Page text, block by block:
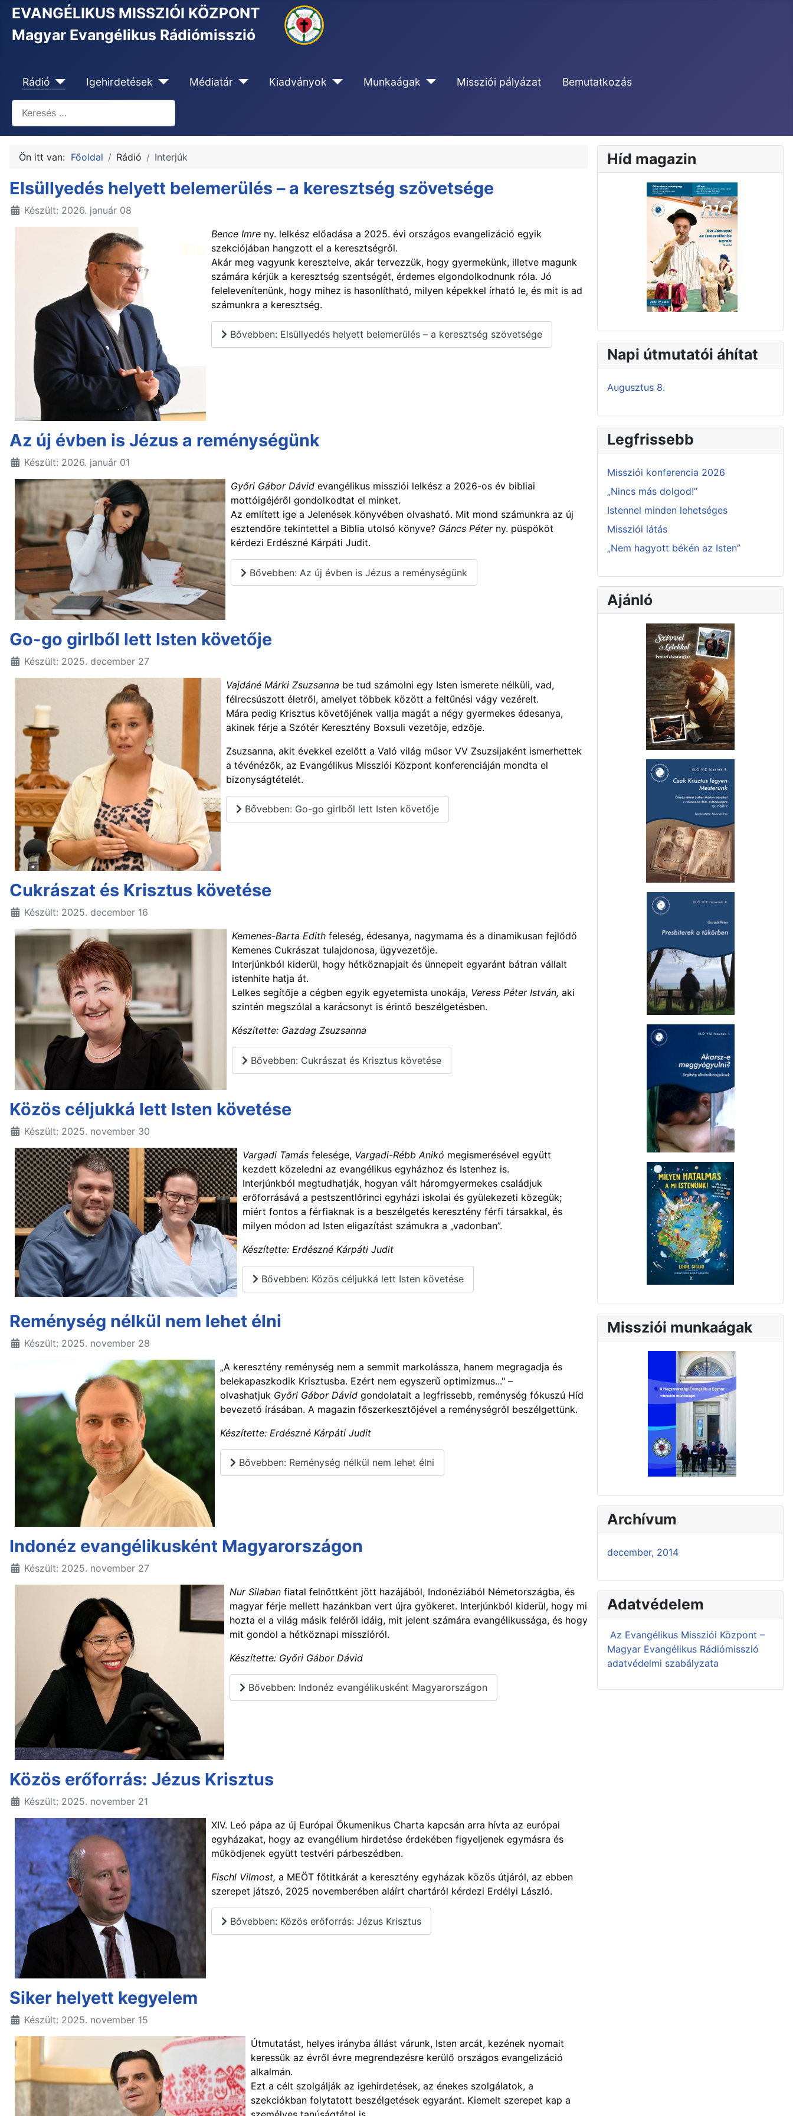
EVANGÉLIKUS MISSZIÓI KÖZPONT
Magyar Evangélikus Rádiómisszió
Rádió Igehirdetések Médiatár Kiadványok Munkaágak Missziói pályázat Bemutatkozás
Keresés
Ön itt van: Főoldal Rádió Interjúk
Elsüllyedés helyett belemerülés – a keresztség szövetsége
Készült: 2026. január 08
Bence Imre ny. lelkész előadása a 2025. évi országos evangelizáció egyik
szekciójában hangzott el a keresztségről.
Akár meg vagyunk keresztelve, akár tervezzük, hogy gyermekünk, illetve magunk
számára kérjük a keresztség szentségét, érdemes elgondolkodnunk róla. Jó
felelevenítenünk, hogy mihez is hasonlítható, milyen képekkel írható le, és mit is ad
számunkra a keresztség.
Bővebben: Elsüllyedés helyett belemerülés – a keresztség szövetsége
Az új évben is Jézus a reménységünk
Készült: 2026. január 01
Győri Gábor Dávid evangélikus missziói lelkész a 2026-os év bibliai
mottóigéjéről gondolkodtat el minket.
Az említett ige a Jelenések könyvében olvasható. Mit mond számunkra az új
esztendőre tekintettel a Biblia utolsó könyve? Gáncs Péter ny. püspököt
kérdezi Erdészné Kárpáti Judit.
Bővebben: Az új évben is Jézus a reménységünk
Go-go girlből lett Isten követője
Készült: 2025. december 27
Vajdáné Márki Zsuzsanna be tud számolni egy Isten ismerete nélküli, vad,
félrecsúszott életről, amelyet többek között a feltűnési vágy vezérelt.
Mára pedig Krisztus követőjének vallja magát a négy gyermekes édesanya,
akinek férje a Szótér Keresztény Boxsuli vezetője, edzője.
Zsuzsanna, akit évekkel ezelőtt a Való világ műsor VV Zsuzsijaként ismerhettek
a tévénézők, az Evangélikus Missziói Központ konferenciáján mondta el
bizonyságtételét.
Bővebben: Go-go girlből lett Isten követője
Cukrászat és Krisztus követése
Készült: 2025. december 16
Kemenes-Barta Edith feleség, édesanya, nagymama és a dinamikusan fejlődő
Kemenes Cukrászat tulajdonosa, ügyvezetője.
Interjúnkból kiderül, hogy hétköznapjait és ünnepeit egyaránt bátran vállalt
istenhite hatja át.
Lelkes segítője a cégben egyik egyetemista unokája, Veress Péter István, aki
szintén megszólal a karácsonyt is érintő beszélgetésben.
Készítette: Gazdag Zsuzsanna
Bővebben: Cukrászat és Krisztus követése
Közös céljukká lett Isten követése
Készült: 2025. november 30
Vargadi Tamás felesége, Vargadi-Rébb Anikó megismerésével együtt
kezdett közeledni az evangélikus egyházhoz és Istenhez is.
Interjúnkból megtudhatják, hogyan vált háromgyermekes családjuk
erőforrásává a pestszentlőrinci egyházi iskolai és gyülekezeti közegük;
miért fontos a férfiaknak is a beszélgetés keresztény férfi társakkal, és
milyen módon ad Isten eligazítást számukra a „vadonban”.
Készítette: Erdészné Kárpáti Judit
Bővebben: Közös céljukká lett Isten követése
Reménység nélkül nem lehet élni
Készült: 2025. november 28
„A keresztény reménység nem a semmit markolássza, hanem megragadja és
belekapaszkodik Krisztusba. Ezért nem egyszerű optimizmus..." –
olvashatjuk Győri Gábor Dávid gondolatait a legfrissebb, reménység fókuszú Híd
bevezető írásában. A magazin főszerkesztőjével a reménységről beszélgettünk.
Készítette: Erdészné Kárpáti Judit
Bővebben: Reménység nélkül nem lehet élni
Indonéz evangélikusként Magyarországon
Készült: 2025. november 27
Nur Silaban fiatal felnőttként jött hazájából, Indonéziából Németországba, és
magyar férje mellett hazánkban vert újra gyökeret. Interjúnkból kiderül, hogy mi
hozta el a világ másik feléről idáig, mit jelent számára evangélikussága, és hogy
mit gondol a hétköznapi misszióról.
Készítette: Győri Gábor Dávid
Bővebben: Indonéz evangélikusként Magyarországon
Közös erőforrás: Jézus Krisztus
Készült: 2025. november 21
XIV. Leó pápa az új Európai Ökumenikus Charta kapcsán arra hívta az európai
egyházakat, hogy az evangélium hirdetése érdekében figyeljenek egymásra és
működjenek együtt testvéri párbeszédben.
Fischl Vilmost, a MEÖT főtitkárát a keresztény egyházak közös útjáról, az ebben
szerepet játszó, 2025 novemberében aláírt chartáról kérdezi Erdélyi László.
Bővebben: Közös erőforrás: Jézus Krisztus
Siker helyett kegyelem
Készült: 2025. november 15
Útmutatást, helyes irányba állást várunk, Isten arcát, kezének nyomait
keressük az évről évre megrendezésre kerülő országos evangelizáció
alkalmán.
Ezt a célt szolgálják az igehirdetések, az énekes szolgálatok, a
szekciókban folytatott beszélgetések egyaránt. Kiemelt szerepet kap a
Híd magazin
Napi útmutatói áhítat
Augusztus 8.
Legfrissebb
Missziói konferencia 2026
„Nincs más dolgod!”
Istennel minden lehetséges
Missziói látás
„Nem hagyott békén az Isten”
Ajánló
Missziói munkaágak
Archívum
december, 2014
Adatvédelem
Az Evangélikus Missziói Központ –
Magyar Evangélikus Rádiómisszió
adatvédelmi szabályzata